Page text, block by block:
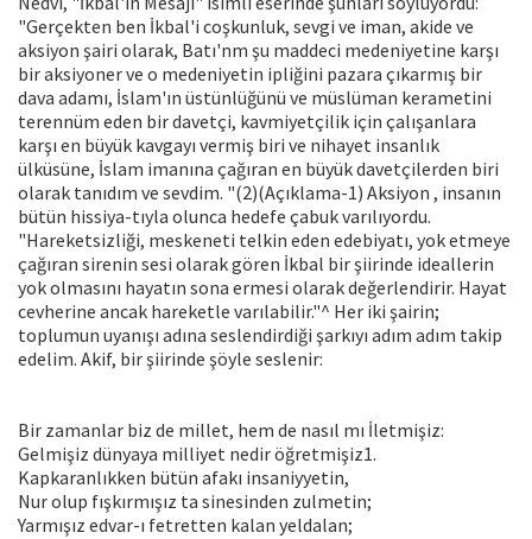
"Gerçekten ben İkbal'i coşkunluk, sevgi ve iman, akide ve
aksiyon şairi olarak, Batı'nm şu maddeci medeniyetine karşı
bir aksiyoner ve o medeniyetin ipliğini pazara çıkarmış bir
dava adamı, İslam'ın üstünlüğünü ve müslüman kerametini
terennüm eden bir davetçi, kavmiyetçilik için çalışanlara
karşı en büyük kavgayı vermiş biri ve nihayet insanlık
ülküsüne, İslam imanına çağıran en büyük davetçilerden biri
olarak tanıdım ve sevdim. "(2)(Açıklama-1) Aksiyon , insanın
bütün hissiya-tıyla olunca hedefe çabuk varılıyordu.
"Hareketsizliği, meskeneti telkin eden edebiyatı, yok etmeye
çağıran sirenin sesi olarak gören İkbal bir şiirinde ideallerin
yok olmasını hayatın sona ermesi olarak değerlendirir. Hayat
cevherine ancak hareketle varılabilir."^ Her iki şairin;
toplumun uyanışı adına seslendirdiği şarkıyı adım adım takip
edelim. Akif, bir şiirinde şöyle seslenir:
Bir zamanlar biz de millet, hem de nasıl mı İletmişiz:
Gelmişiz dünyaya milliyet nedir öğretmişiz1.
Kapkaranlıkken bütün afakı insaniyyetin,
Nur olup fışkırmışız ta sinesinden zulmetin;
Yarmışız edvar-ı fetretten kalan yeldalan;